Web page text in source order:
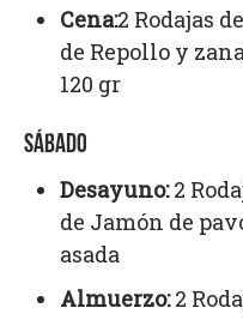
Cena:2 Rodajas
de Repollo y
120 gr
SÁBADO
Desayuno:2
de Jamón de
asada
Almuerzo:2